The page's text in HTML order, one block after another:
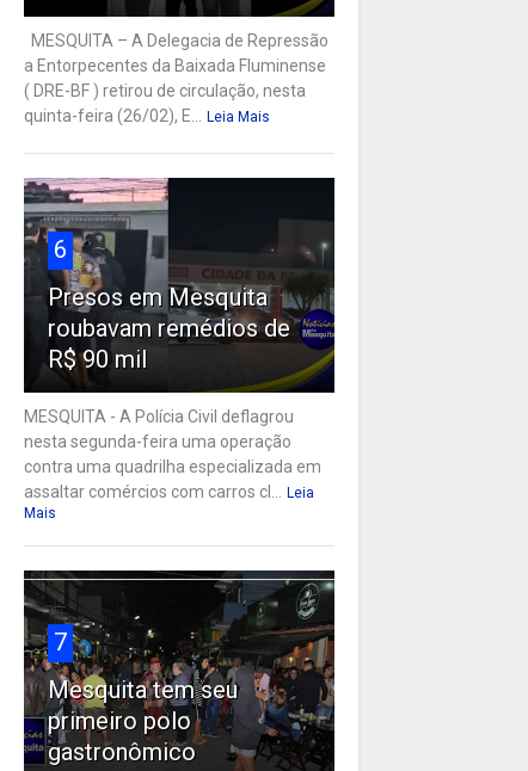
MESQUITA – A Delegacia de Repressão
a Entorpecentes da Baixada Fluminense
( DRE-BF ) retirou de circulação, nesta
quinta-feira (26/02), E... Leia Mais
6
Presos em Mesquita
roubavam remédios de
R$ 90 mil
MESQUITA - A Polícia Civil deflagrou
nesta segunda-feira uma operação
contra uma quadrilha especializada em
assaltar comércios com carros cl... Leia
Mais
7
Mesquita tem seu
primeiro polo
gastronômico